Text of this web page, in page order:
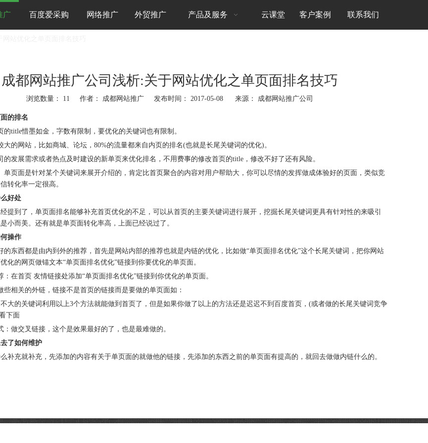
广 百度爱采购 网络推广 外贸推广 产品及服务 云课堂 客户案例 联系我们
成都网站推广公司浅析:关于网站优化之单页面排名技巧
浏览数量： 11 作者： 成都网站推广 发布时间： 2017-05-08 来源： 成都网站推广公司
的排名
title惜墨如金，字数有限制，要优化的关键词也有限制。
网站，比如商城、论坛，80%的流量都来自内页的排名(也就是长尾关键词的优化)。
展需求或者热点及时建设的新单页来优化排名，不用费事的修改首页的title，修改不好了还有风险。
页面是针对某个关键词来展开介绍的，肯定比首页聚合的内容对用户帮助大，你可以尽情的发挥做成体验好的页面，类似竞
转化率一定很高。
好处
到了，单页面排名能够补充首页优化的不足，可以从首页的主要关键词进行展开，挖掘长尾关键词更具有针对性的来吸引
小而美。还有就是单页面转化率高，上面已经说过了。
操作
西都是由内到外的推荐，首先是网站内部的推荐也就是内链的优化，比如做“单页面排名优化”这个长尾关键词，把你网站
化的网页做锚文本“单页面排名优化”链接到你要优化的单页面。
首页 友情链接处添加“单页面排名优化”链接到你优化的单页面。
相关的外链，链接不是首页的链接而是要做的单页面如：
的关键词利用以上3个方法就能做到首页了，但是如果你做了以上的方法还是迟迟不到百度首页，(或者做的长尾关键词竞争
下面
做交叉链接，这个是效果最好的了，也是最难做的。
了如何维护
充就补充，先添加的内容有关于单页面的就做他的链接，先添加的东西之前的单页面有提高的，就回去做做内链什么的。